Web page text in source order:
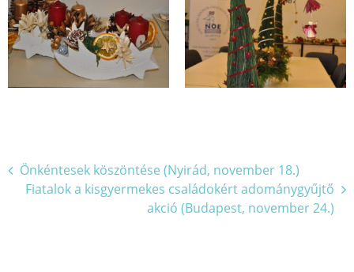
Bejegyzés
navigáció
Önkéntesek köszöntése (Nyirád, november 18.)
Fiatalok a kisgyermekes családokért adománygyűjtő
akció (Budapest, november 24.)